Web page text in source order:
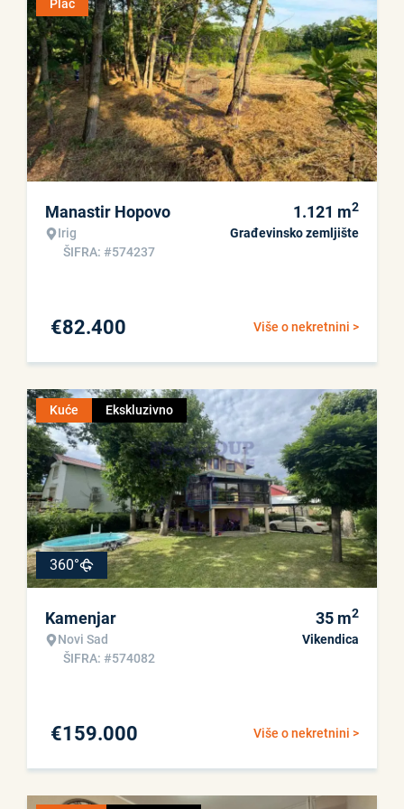
Plac
Manastir Hopovo
Irig
ŠIFRA: #574237
1.121 m2
Građevinsko zemljište
Više o nekretnini >
€82.400
Kuće Ekskluzivno
360°
Kamenjar
Novi Sad
ŠIFRA: #574082
35 m2
Vikendica
Više o nekretnini >
€159.000